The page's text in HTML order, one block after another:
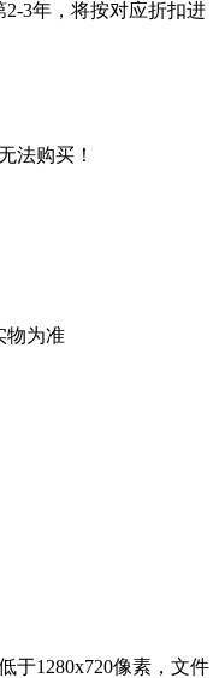
3年，将按对应折扣进
法购买！
物为准
于1280x720像素，文件